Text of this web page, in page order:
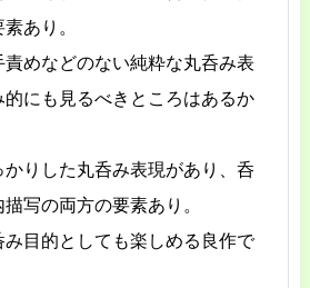
あり。
めなどのない純粋な丸呑み表
にも見るべきところはあるか
かりした丸呑み表現があり、呑
写の両方の要素あり。
み目的としても楽しめる良作で